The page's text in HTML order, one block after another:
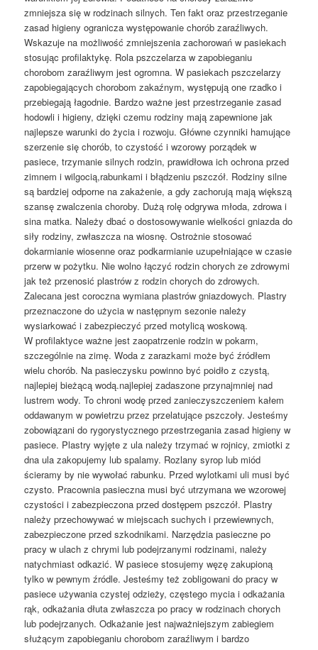
zmniejsza się w rodzinach silnych. Ten fakt oraz przestrzeganie
zasad higieny ogranicza występowanie chorób zaraźliwych.
Wskazuje na możliwość zmniejszenia zachorowań w pasiekach
stosując profilaktykę. Rola pszczelarza w zapobieganiu
chorobom zaraźliwym jest ogromna. W pasiekach pszczelarzy
zapobiegających chorobom zakaźnym, występują one rzadko i
przebiegają łagodnie. Bardzo ważne jest przestrzeganie zasad
hodowli i higieny, dzięki czemu rodziny mają zapewnione jak
najlepsze warunki do życia i rozwoju. Główne czynniki hamujące
szerzenie się chorób, to czystość i wzorowy porządek w
pasiece, trzymanie silnych rodzin, prawidłowa ich ochrona przed
zimnem i wilgocią,rabunkami i błądzeniu pszczół. Rodziny silne
są bardziej odporne na zakażenie, a gdy zachorują mają większą
szansę zwalczenia choroby. Dużą rolę odgrywa młoda, zdrowa i
sina matka. Należy dbać o dostosowywanie wielkości gniazda do
siły rodziny, zwłaszcza na wiosnę. Ostrożnie stosować
dokarmianie wiosenne oraz podkarmianie uzupełniające w czasie
przerw w pożytku. Nie wolno łączyć rodzin chorych ze zdrowymi
jak też przenosić plastrów z rodzin chorych do zdrowych.
Zalecana jest coroczna wymiana plastrów gniazdowych. Plastry
przeznaczone do użycia w następnym sezonie należy
wysiarkować i zabezpieczyć przed motylicą woskową.
W profilaktyce ważne jest zaopatrzenie rodzin w pokarm,
szczególnie na zimę. Woda z zarazkami może być źródłem
wielu chorób. Na pasieczysku powinno być poidło z czystą,
najlepiej bieżącą wodą.najlepiej zadaszone przynajmniej nad
lustrem wody. To chroni wodę przed zanieczyszczeniem kałem
oddawanym w powietrzu przez przelatujące pszczoły. Jesteśmy
zobowiązani do rygorystycznego przestrzegania zasad higieny w
pasiece. Plastry wyjęte z ula należy trzymać w rojnicy, zmiotki z
dna ula zakopujemy lub spalamy. Rozlany syrop lub miód
ścieramy by nie wywołać rabunku. Przed wylotkami uli musi być
czysto. Pracownia pasieczna musi być utrzymana we wzorowej
czystości i zabezpieczona przed dostępem pszczół. Plastry
należy przechowywać w miejscach suchych i przewiewnych,
zabezpieczone przed szkodnikami. Narzędzia pasieczne po
pracy w ulach z chrymi lub podejrzanymi rodzinami, należy
natychmiast odkazić. W pasiece stosujemy węzę zakupioną
tylko w pewnym źródle. Jesteśmy też zobligowani do pracy w
pasiece używania czystej odzieży, częstego mycia i odkażania
rąk, odkażania dłuta zwłaszcza po pracy w rodzinach chorych
lub podejrzanych. Odkażanie jest najważniejszym zabiegiem
służącym zapobieganiu chorobom zaraźliwym i bardzo